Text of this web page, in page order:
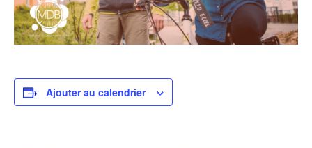
Ajouter au calendrier